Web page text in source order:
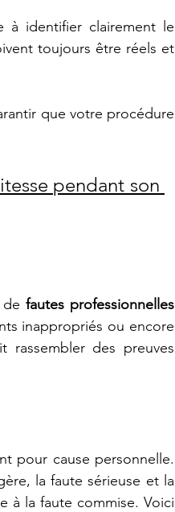
toujours être réels et
que votre procédure
pendant son
fautes professionnelles
inappropriés ou encore
rassembler des preuves
pour cause personnelle.
la faute sérieuse et la
à la faute commise. Voici